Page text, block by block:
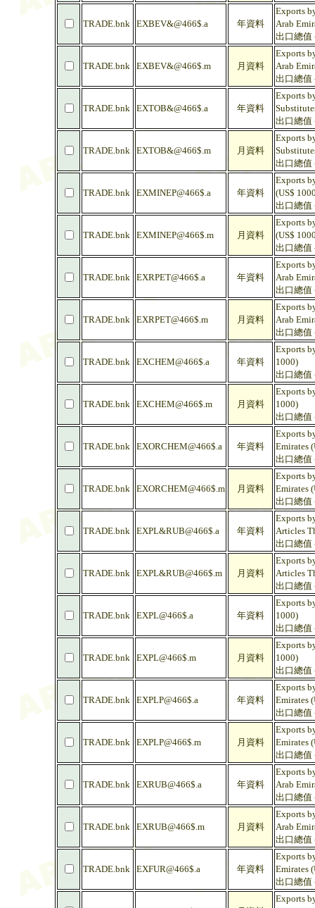
TRADE.bnk EXBEV&@466$.a 年資料
Exports
Arab
出口總值
TRADE.bnk EXBEV&@466$.m 月資料
Exports
Arab
出口總值
TRADE.bnk EXTOB&@466$.a 年資料
Exports
出口總值
TRADE.bnk EXTOB&@466$.m 月資料
Exports
出口總值
TRADE.bnk EXMINEP@466$.a 年資料
Exports
(US$
出口總值
TRADE.bnk EXMINEP@466$.m 月資料
Exports
(US$
出口總值
TRADE.bnk EXRPET@466$.a 年資料
Exports
Arab
出口總值
TRADE.bnk EXRPET@466$.m 月資料
Exports
Arab
出口總值
TRADE.bnk EXCHEM@466$.a 年資料
Exports
1000)
出口總值
TRADE.bnk EXCHEM@466$.m 月資料
Exports
1000)
出口總值
TRADE.bnk EXORCHEM@466$.a 年資料
Exports
Emirates
出口總值
TRADE.bnk EXORCHEM@466$.m 月資料
Exports
Emirates
出口總值
TRADE.bnk EXPL&RUB@466$.a 年資料
Exports
Articles
出口總值
TRADE.bnk EXPL&RUB@466$.m 月資料
Exports
Articles
出口總值
TRADE.bnk EXPL@466$.a 年資料
Exports
1000)
出口總值
TRADE.bnk EXPL@466$.m 月資料
Exports
1000)
出口總值
TRADE.bnk EXPLP@466$.a 年資料
Exports
Emirates
出口總值
TRADE.bnk EXPLP@466$.m 月資料
Exports
Emirates
出口總值
TRADE.bnk EXRUB@466$.a 年資料
Exports
Arab
出口總值
TRADE.bnk EXRUB@466$.m 月資料
Exports
Arab
出口總值
TRADE.bnk EXFUR@466$.a 年資料
Exports
Emirates
出口總值
Exports